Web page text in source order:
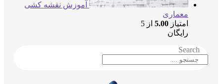
آموزش نقشه کشی
معماری
امتیاز 5.00 از 5
رایگان
Search